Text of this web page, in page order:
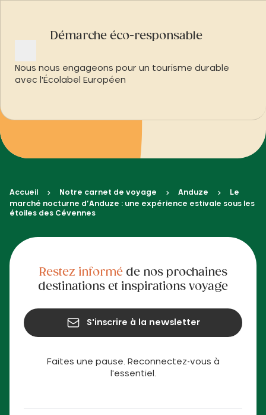
Démarche éco-responsable
Nous nous engageons pour un tourisme durable
avec l'Écolabel Européen
Accueil Notre carnet de voyage Anduze
Le
marché nocturne d’Anduze : une expérience estivale sous les
étoiles des Cévennes
Faites une pause. Reconnectez-vous à
l'essentiel.
Restez informéde nos prochaines
destinations et inspirations voyage
S'inscrire à la newsletter